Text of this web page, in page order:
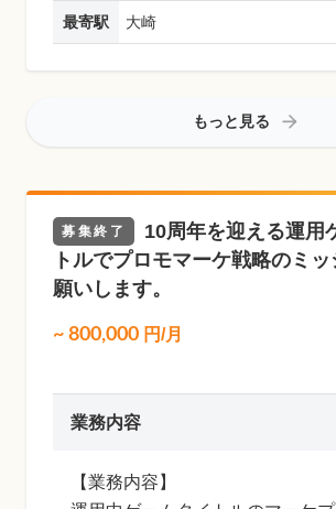
最寄駅 大崎
もっと見る
募集終了
10周年を迎える運用
トルでプロモマーケ戦略のミ
願いします。
~ 800,000 円/月
業務内容
【業務内容】